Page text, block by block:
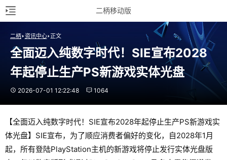
二柄移动版
二柄 资讯中心 正文
全面迈入纯数字时代！SIE宣布2028
年起停止生产PS新游戏实体光盘
2026-07-01 12:22:48 1064
【全面迈入纯数字时代！SIE宣布2028年起停止生产PS新游戏实
体光盘】SIE宣布，为了顺应消费者偏好的变化，自2028年1月
起，所有登陆PlayStation主机的新游戏将停止发行实体光盘版